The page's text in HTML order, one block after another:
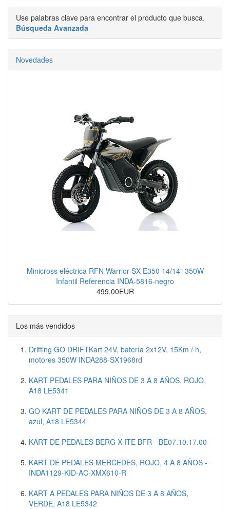
Use palabras clave para encontrar el producto que busca.
Búsqueda Avanzada
Novedades
Minicross eléctrica RFN Warrior SX-E350 14/14” 350W
Infantil Referencia INDA-5816-negro
499.00EUR
Los más vendidos
Drifting GO DRIFTKart 24V, batería 2x12V, 15Km / h,
motores 350W INDA288-SX1968rd
KART PEDALES PARA NIÑOS DE 3 A 8 AÑOS, ROJO,
A18 LE5341
GO KART DE PEDALES PARA NIÑOS DE 3 A 8 AÑOS,
azul, A18 LE5344
KART DE PEDALES BERG X-ITE BFR - BE07.10.17.00
KART DE PEDALES MERCEDES, ROJO, 4 A 8 AÑOS -
INDA1129-KID-AC-XMX610-R
KART A PEDALES PARA NIÑOS DE 3 A 8 AÑOS,
VERDE, A18 LE5342